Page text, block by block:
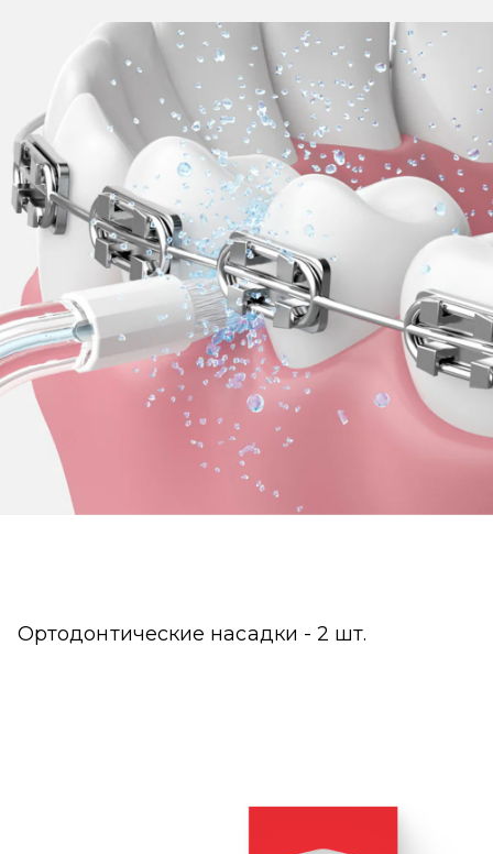
Ортодонтические насадки - 2 шт.